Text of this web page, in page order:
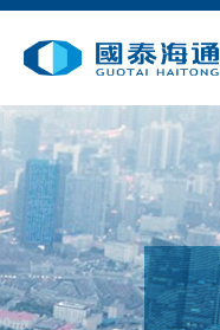
环境、社会及企业管治